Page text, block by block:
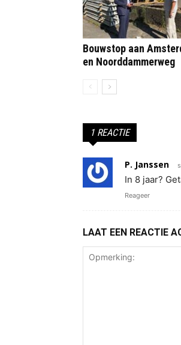
Bouwstop aan
en Noorddammerweg
1 REACTIE
P. Janssen
In 8 jaar?
Reageer
LAAT EEN REACTIE